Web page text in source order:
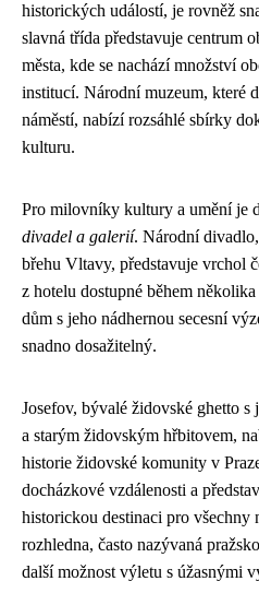
historických událostí, je rovněž
slavná třída představuje centrum
města, kde se nachází množství
institucí. Národní muzeum, které
náměstí, nabízí rozsáhlé sbírky
kulturu.
Pro milovníky kultury a umění je
divadel a galerií. Národní
břehu Vltavy, představuje vrchol
z hotelu dostupné během
dům s jeho nádhernou secesní
snadno dosažitelný.
Josefov, bývalé židovské ghetto
a starým židovským hřbitovem,
historie židovské komunity v
docházkové vzdálenosti a
historickou destinaci pro všechny
rozhledna, často nazývaná
další možnost výletu s úžasnými